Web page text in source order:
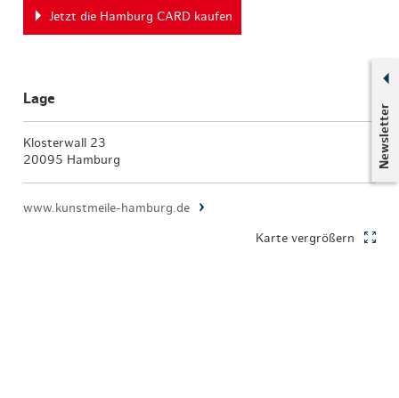
Newsletter
Jetzt die Hamburg CARD kaufen
Lage
Klosterwall 23
20095 Hamburg
www.kunstmeile-hamburg.de
Karte vergrößern